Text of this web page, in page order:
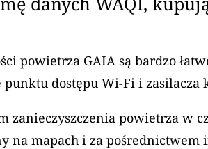
powietrza GAIA są bardzo
dostępu Wi-Fi i zasilacza
zanieczyszczenia powietrza w
na mapach i za pośrednictwem